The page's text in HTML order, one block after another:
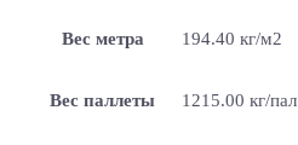
Вес метра 194.40 кг/м2
Вес паллеты 1215.00 кг/пал